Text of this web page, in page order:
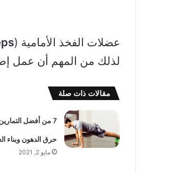
عضلات الفخذ الأمامية (
لذلك من المهم أن عمل
مقالات ذات صلة
7 من أفضل
حرق الدهون وبناء
مايو 2, 2021